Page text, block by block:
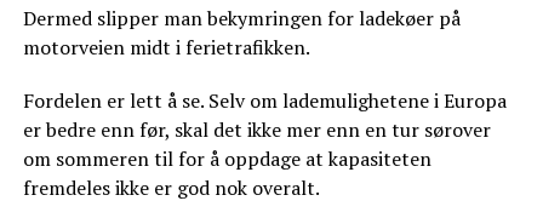
Dermed slipper man bekymringen for ladekøer på
motorveien midt i ferietrafikken.
Fordelen er lett å se. Selv om lademulighetene i Europa
er bedre enn før, skal det ikke mer enn en tur sørover
om sommeren til for å oppdage at kapasiteten
fremdeles ikke er god nok overalt.